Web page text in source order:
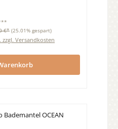
€* (25.01% gespart)
zzgl. Versandkosten